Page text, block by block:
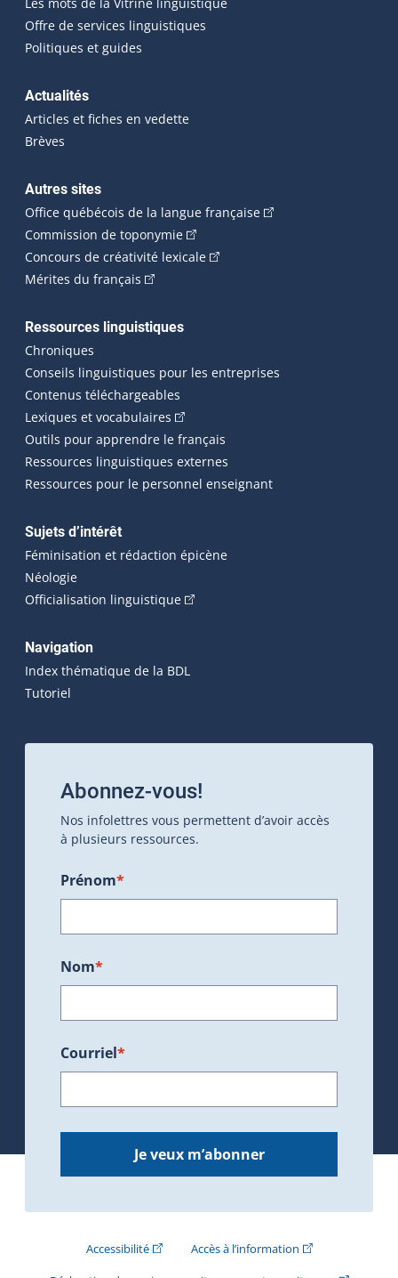
Offre de services linguistiques
Politiques et guides
Actualités
Articles et fiches en vedette
Brèves
Autres sites
Office québécois de la langue française(Cet hyperlien
Commission de toponymie(Cet hyperlien externe s'ouvrira
Concours de créativité lexicale(Cet hyperlien externe
Mérites du français (Cet hyperlien externe s'ouvrira dans une
Ressources linguistiques
Chroniques
Conseils linguistiques pour les entreprises
Contenus téléchargeables
Lexiques et vocabulaires (Cet hyperlien externe s'ouvrira
Outils pour apprendre le français
Ressources linguistiques externes
Ressources pour le personnel enseignant
Sujets d’intérêt
Féminisation et rédaction épicène
Néologie
Officialisation linguistique(Cet hyperlien externe s'ouvrira
Navigation
Index thématique de la BDL
Tutoriel
Abonnez-vous!
Nos infolettres vous permettent d’avoir accès
à plusieurs ressources.
Prénom*
Nom*
Courriel*
Je veux m’abonner
Accessibilité(Cet hyperlien externe s'ouvrira dans une
Accès à l’information(Cet hyperlien